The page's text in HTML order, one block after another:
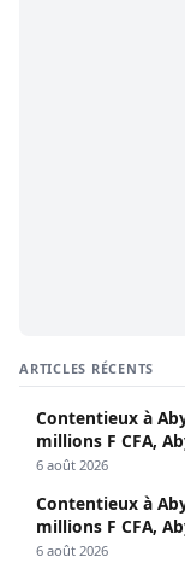
ARTICLES RÉCENTS
Contentieux à
millions F CFA,
sociaux
6 août 2026
Contentieux à
millions F CFA,
sociaux
6 août 2026